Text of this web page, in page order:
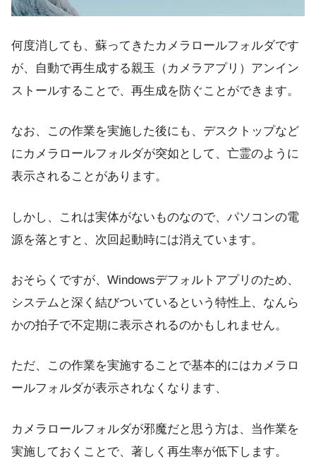
何度消しても、蘇ってきたカメラロールフォルダです
が、自動で再生成する親玉（カメラアプリ）アンイン
ストールすることで、再生成を防ぐことができます。
なお、この作業を実施した後にも、デスクトップなど
にカメラロールフォルダが突如として、亡霊のように
表示されることがあります。
しかし、これは実体がないものなので、パソコンの電
源を落とすと、次回起動時には消えています。
おそらくですが、Windowsデフォルトアプリのため、
システムと深く結びついているという特性上、なんら
かの拍子で不定期に表示されるのかもしれません。
ただ、この作業を実施することで基本的にはカメラロ
ールフォルダが表示されなくなります、
カメラロールフォルダが邪魔だと思う方は、当作業を
実施しておくことで、著しく再生率が低下します。